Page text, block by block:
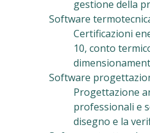
gestione della
Software
Certificazioni
10, conto
Software
Progettazione
professionali e
disegno e la